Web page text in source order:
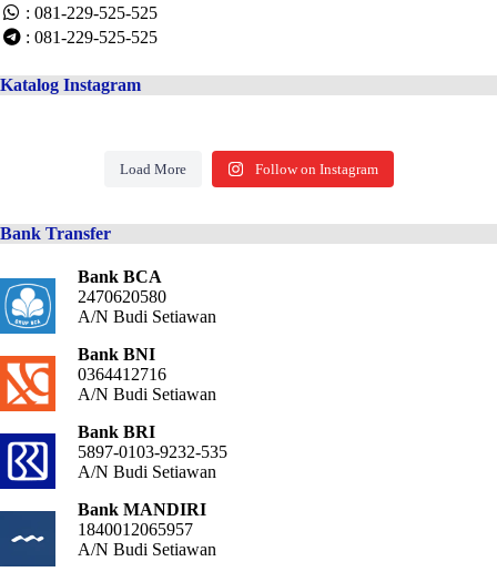
: 081-229-525-525
: 081-229-525-525
Katalog Instagram
Load More Follow on Instagram
Bank Transfer
Bank BCA
2470620580
A/N Budi Setiawan
Bank BNI
0364412716
A/N Budi Setiawan
Bank BRI
5897-0103-9232-535
A/N Budi Setiawan
Bank MANDIRI
1840012065957
A/N Budi Setiawan